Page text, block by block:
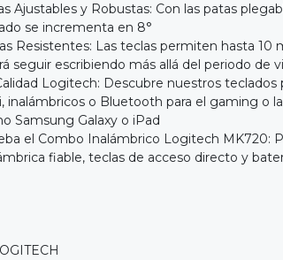
Ajustables y Robustas: Con las patas
se incrementa en 8°
Resistentes: Las teclas permiten hasta 10
seguir escribiendo más allá del periodo de
Logitech: Descubre nuestros teclados
inalámbricos o Bluetooth para el gaming o
Samsung Galaxy o iPad
el Combo Inalámbrico Logitech MK720:
fiable, teclas de acceso directo y